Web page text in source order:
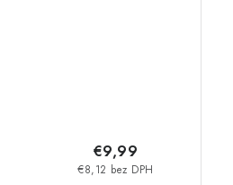
€8,12 bez DPH
€9,99